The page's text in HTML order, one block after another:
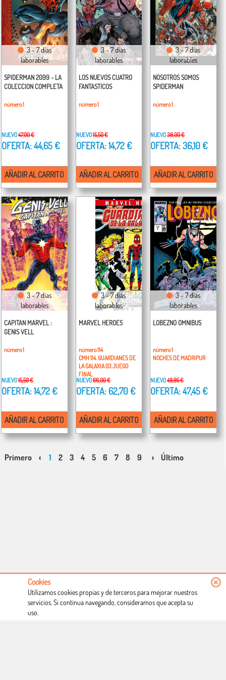
3 - 7 días
laborables
SPIDERMAN 2099 - LA
COLECCION COMPLETA
número 1
NUEVO47,00 €
OFERTA: 44,65 €
AÑADIR AL CARRITO
3 - 7 días
laborables
LOS NUEVOS CUATRO
FANTASTICOS
número 1
NUEVO15,50 €
OFERTA: 14,72 €
AÑADIR AL CARRITO
3 - 7 días
laborables
NOSOTROS SOMOS
SPIDERMAN
número 1
NUEVO38,00 €
OFERTA: 36,10 €
AÑADIR AL CARRITO
3 - 7 días
laborables
CAPITAN MARVEL :
GENIS VELL
número 1
NUEVO15,50 €
OFERTA: 14,72 €
AÑADIR AL CARRITO
3 - 7 días
laborables
MARVEL HEROES
número 114
CMH 114. GUARDIANES DE
LA GALAXIA 03 JUEGO
FINAL
NUEVO66,00 €
OFERTA: 62,70 €
AÑADIR AL CARRITO
3 - 7 días
laborables
LOBEZNO OMNIBUS
número 1
NOCHES DE MADRIPUR
NUEVO49,95 €
OFERTA: 47,45 €
AÑADIR AL CARRITO
Primero ‹ 1 2 3 4 5 6 7 8 9 10› Último
Condiciones de uso
Cookies
Utilizamos cookies propias y de terceros para mejorar nuestros
servicios. Si continua navegando, consideramos que acepta su
uso.